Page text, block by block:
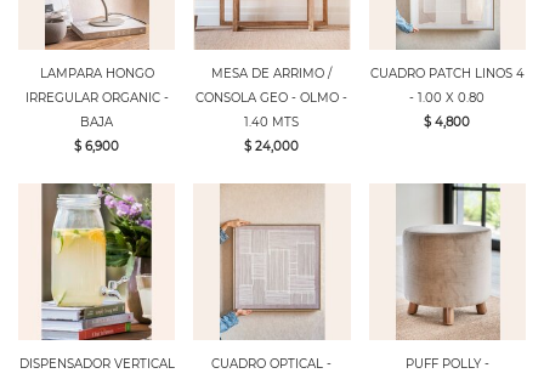
LAMPARA HONGO
IRREGULAR ORGANIC -
BAJA
$ 6,900
MESA DE ARRIMO /
CONSOLA GEO - OLMO -
1.40 MTS
$ 24,000
CUADRO PATCH LINOS 4
- 1.00 X 0.80
$ 4,800
DISPENSADOR VERTICAL
CUADRO OPTICAL -
PUFF POLLY -